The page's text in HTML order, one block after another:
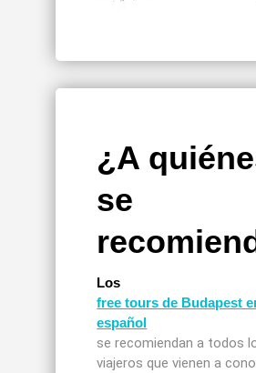
¿A
se
Los
free tours de Budapest
español
se recomiendan a todos
viajeros que vienen a